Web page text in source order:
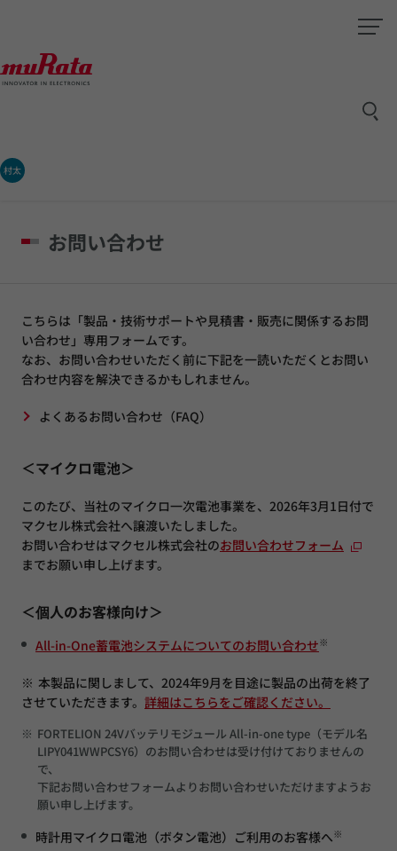
村太
お問い合わせ
こちらは「製品・技術サポートや見積書・販売に関係するお問
い合わせ」専用フォームです。
なお、お問い合わせいただく前に下記を一読いただくとお問い
合わせ内容を解決できるかもしれません。
よくあるお問い合わせ（FAQ）
＜マイクロ電池＞
このたび、当社のマイクロ一次電池事業を、2026年3月1日付で
マクセル株式会社へ譲渡いたしました。
お問い合わせはマクセル株式会社のお問い合わせフォーム
までお願い申し上げます。
＜個人のお客様向け＞
All-in-One蓄電池システムについてのお問い合わせ ※
※ 本製品に関しまして、2024年9月を目途に製品の出荷を終了
させていただきます。 詳細はこちらをご確認ください。
※ FORTELION 24Vバッテリモジュール All-in-one type（モデル名
LIPY041WWPCSY6）のお問い合わせは受け付けておりませんの
で、
下記お問い合わせフォームよりお問い合わせいただけますようお
願い申し上げます。
時計用マイクロ電池（ボタン電池）ご利用のお客様へ ※